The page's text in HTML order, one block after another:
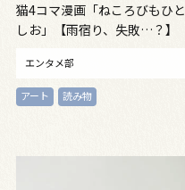
猫4コマ漫画「ねころびもひと
しお」【雨宿り、失敗…？】
エンタメ部
アート 読み物